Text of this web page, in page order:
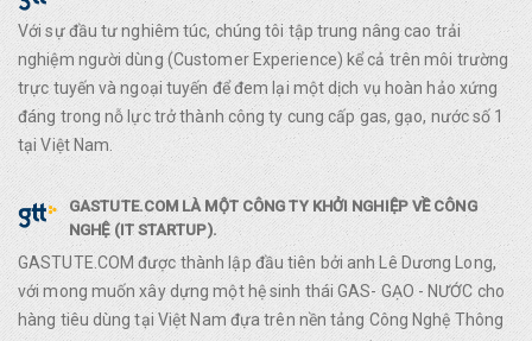
Với sự đầu tư nghiêm túc, chúng tôi tập trung nâng cao trải
nghiệm người dùng (Customer Experience) kể cả trên môi trường
trực tuyến và ngoại tuyến để đem lại một dịch vụ hoàn hảo xứng
đáng trong nỗ lực trở thành công ty cung cấp gas, gạo, nước số 1
tại Việt Nam.
GASTUTE.COM LÀ MỘT CÔNG TY KHỞI NGHIỆP VỀ CÔNG
NGHỆ (IT STARTUP).
GASTUTE.COM được thành lập đầu tiên bởi anh Lê Dương Long,
với mong muốn xây dựng một hệ sinh thái GAS- GẠO - NƯỚC cho
hàng tiêu dùng tại Việt Nam đựa trên nền tảng Công Nghệ Thông